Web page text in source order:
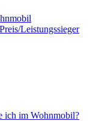
Leistungssieger
ich im Wohnmobil?